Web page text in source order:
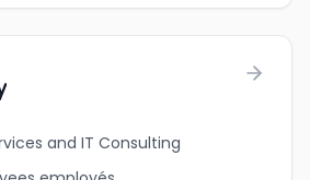
and IT Consulting